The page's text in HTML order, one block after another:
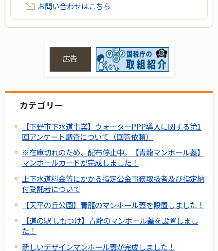
お問い合わせはこちら
広告
カテゴリー
【下野市下水道事業】ウォーターPPP導入に関する第1
回アンケート調査について（回答依頼）
※在庫切れのため、配布停止中。【青龍マンホール蓋】
マンホールカードが完成しました！
上下水道料金等にかかる指定公金事務取扱者及び指定納
付受託者について
【天平の丘公園】青龍のマンホール蓋を設置しました！
【道の駅 しもつけ】青龍のマンホール蓋を設置しまし
た！
新しいデザインマンホール蓋が完成しました！